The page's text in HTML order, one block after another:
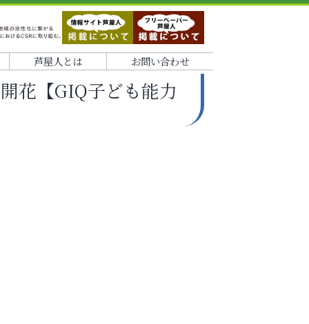
芦屋人とは お問い合わせ
花【GIQ子ども能力